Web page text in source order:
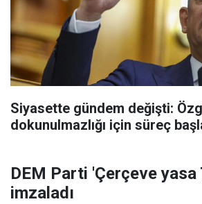
Siyasette gündem değişti:
dokunulmazlığı için süreç
DEM Parti 'Çerçeve
imzaladı